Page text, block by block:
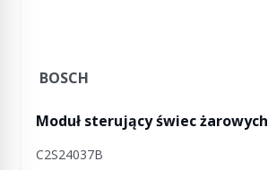
BOSCH
Moduł sterujący świec żarowych
C2S24037B